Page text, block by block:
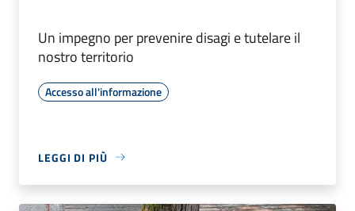
Un impegno per prevenire disagi e tutelare il
nostro territorio
Accesso all'informazione
LEGGI DI PIÙ